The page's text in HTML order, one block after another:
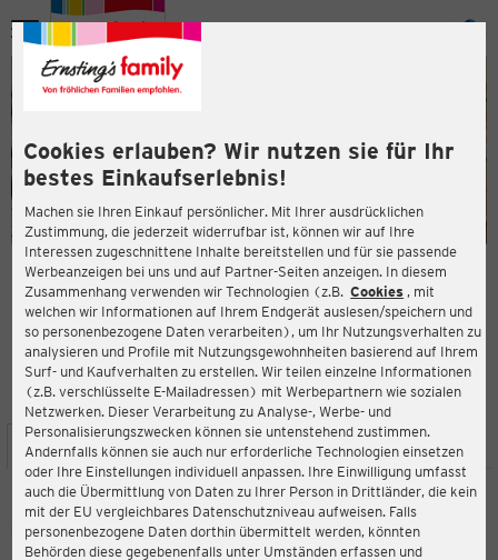
Cookies erlauben? Wir nutzen sie für Ihr
bestes Einkaufserlebnis!
Machen sie Ihren Einkauf persönlicher. Mit Ihrer ausdrücklichen
Zustimmung, die jederzeit widerrufbar ist, können wir auf Ihre
Interessen zugeschnittene Inhalte bereitstellen und für sie passende
Werbeanzeigen bei uns und auf Partner-Seiten anzeigen. In diesem
Zusammenhang verwenden wir Technologien (z.B. Cookies , mit
welchen wir Informationen auf Ihrem Endgerät auslesen/speichern und
so personenbezogene Daten verarbeiten), um Ihr Nutzungsverhalten zu
analysieren und Profile mit Nutzungsgewohnheiten basierend auf Ihrem
Surf- und Kaufverhalten zu erstellen. Wir teilen einzelne Informationen
(z.B. verschlüsselte E-Mailadressen) mit Werbepartnern wie sozialen
Netzwerken. Dieser Verarbeitung zu Analyse-, Werbe- und
Personalisierungszwecken können sie untenstehend zustimmen.
Andernfalls können sie auch nur erforderliche Technologien einsetzen
oder Ihre Einstellungen individuell anpassen. Ihre Einwilligung umfasst
auch die Übermittlung von Daten zu Ihrer Person in Drittländer, die kein
mit der EU vergleichbares Datenschutzniveau aufweisen. Falls
personenbezogene Daten dorthin übermittelt werden, könnten
Behörden diese gegebenenfalls unter Umständen erfassen und
Menü
ERNSTING'S FAMILY FILIALE
An der Hoffnung 125
40885 Ratingen
4,6
Bewertung:
STANDORT SERVICES SORTIMENT AKTIONEN
Ernsting's family